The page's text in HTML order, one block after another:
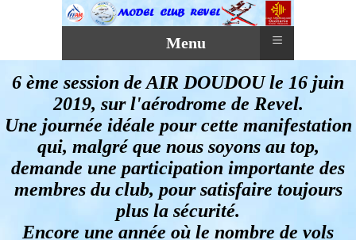
Menu ≡
6 ème session de AIR DOUDOU le 16 juin
2019, sur l'aérodrome de Revel.
Une journée idéale pour cette manifestation
qui, malgré que nous soyons au top,
demande une participation importante des
membres du club, pour satisfaire toujours
plus la sécurité.
Encore une année où le nombre de vols